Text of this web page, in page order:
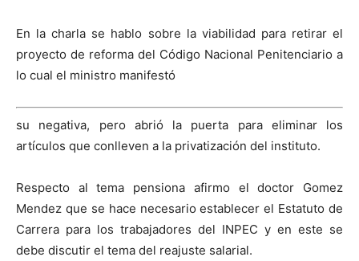
En la charla se hablo sobre la viabilidad para retirar el
proyecto de reforma del Código Nacional Penitenciario a
lo cual el ministro manifestó
su negativa, pero abrió la puerta para eliminar los
artículos que conlleven a la privatización del instituto.
Respecto al tema pensiona afirmo el doctor Gomez
Mendez que se hace necesario establecer el Estatuto de
Carrera para los trabajadores del INPEC y en este se
debe discutir el tema del reajuste salarial.